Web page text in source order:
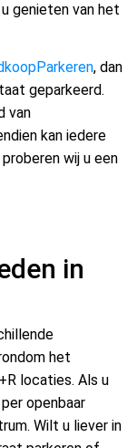
genieten van het
, dan
geparkeerd.
van
kan iedere
wij u een
in
het
locaties. Als u
openbaar
Wilt u liever in